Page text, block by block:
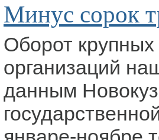
Минус сорок
Оборот
организаций
данным